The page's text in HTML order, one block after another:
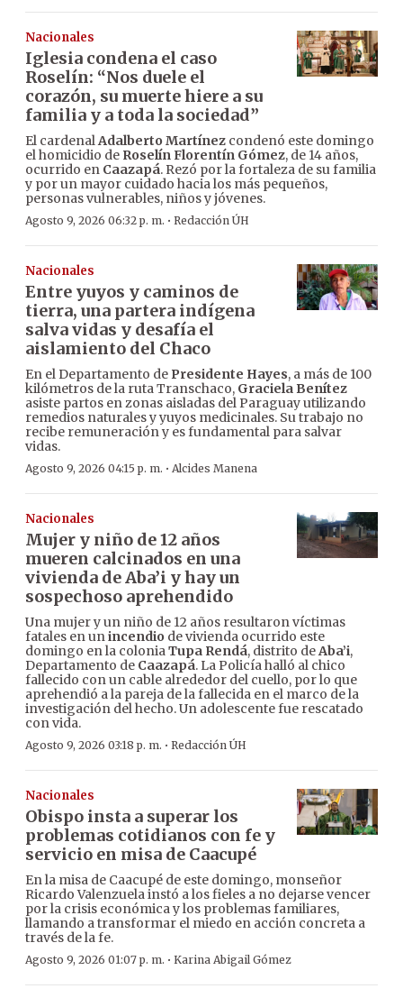
Nacionales
Iglesia condena el caso
Roselín: “Nos duele el
corazón, su muerte hiere a su
familia y a toda la sociedad”
El cardenalAdalberto Martínez condenó este domingo
el homicidio de Roselín Florentín Gómez, de 14 años,
ocurrido en Caazapá. Rezó por la fortaleza de su familia
y por un mayor cuidado hacia los más pequeños,
personas vulnerables, niños y jóvenes.
Agosto 9, 2026 06:32 p. m. · Redacción ÚH
Nacionales
Entre yuyos y caminos de
tierra, una partera indígena
salva vidas y desafía el
aislamiento del Chaco
En el Departamento de Presidente Hayes, a más de 100
kilómetros de la ruta Transchaco, Graciela Benítez
asiste partos en zonas aisladas del Paraguay utilizando
remedios naturales y yuyos medicinales. Su trabajo no
recibe remuneración y es fundamental para salvar
vidas.
Agosto 9, 2026 04:15 p. m. · Alcides Manena
Nacionales
Mujer y niño de 12 años
mueren calcinados en una
vivienda de Aba’i y hay un
sospechoso aprehendido
Una mujer y un niño de 12 años resultaron víctimas
fatales en unincendio de vivienda ocurrido este
domingo en la coloniaTupa Rendá, distrito deAba’i,
Departamento de Caazapá. La Policía halló al chico
fallecido con un cable alrededor del cuello, por lo que
aprehendió a la pareja de la fallecida en el marco de la
investigación del hecho. Un adolescente fue rescatado
con vida.
Agosto 9, 2026 03:18 p. m. · Redacción ÚH
Nacionales
Obispo insta a superar los
problemas cotidianos con fe y
servicio en misa de Caacupé
En la misa de Caacupé de este domingo, monseñor
Ricardo Valenzuela instó a los fieles a no dejarse vencer
por la crisis económica y los problemas familiares,
llamando a transformar el miedo en acción concreta a
través de la fe.
Agosto 9, 2026 01:07 p. m. · Karina Abigail Gómez